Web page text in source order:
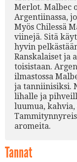
Merlot. Malbec
Argentiinassa,
Myös Chilessä
viinejä. Sitä
hyvin
Ranskalaiset ja
toisistaan.
ilmastossa
ja tanniinisiksi.
lihalle ja
luumua, kahvia,
aromeita.
Tannat